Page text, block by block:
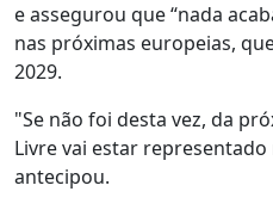
e assegurou que “nada
nas próximas europeias,
2029.
"Se não foi desta vez, da
Livre vai estar
antecipou.